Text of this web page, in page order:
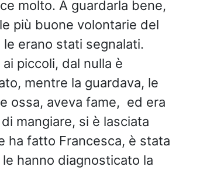
molto. A guardarla bene,
più buone volontarie del
erano stati segnalati.
piccoli, dal nulla è
mentre la guardava, le
ossa, aveva fame, ed era
mangiare, si è lasciata
ha fatto Francesca, è stata
hanno diagnosticato la